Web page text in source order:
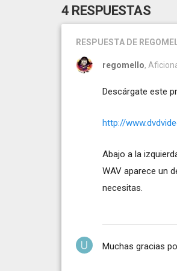
4 RESPUESTAS
RESPUESTA DE
regomello,
Descárgate este
http://
Abajo a la
WAV aparece un
necesitas.
Muchas gracias